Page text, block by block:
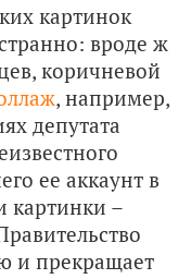
картинок
вроде ж
коричневой
, например,
депутата
ее аккаунт в
картинки –
и прекращает